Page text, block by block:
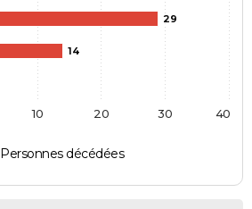
29
14
Personnes décédées
10 20 30 40